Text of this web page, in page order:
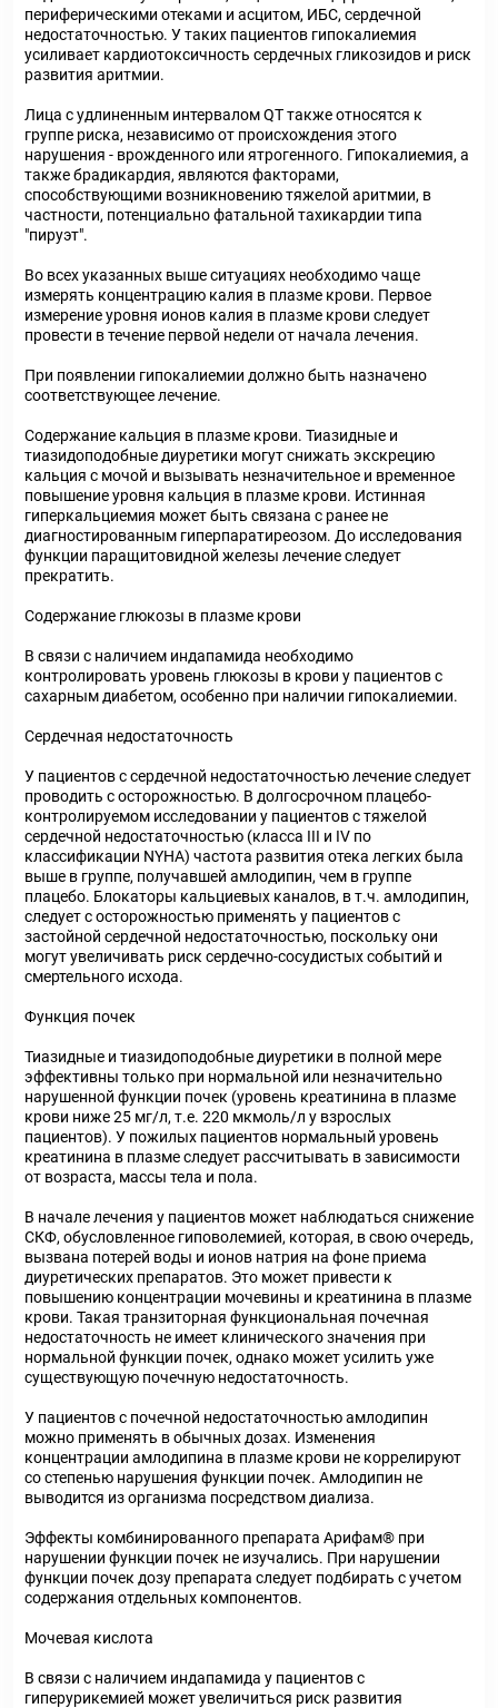
периферическими отеками и асцитом, ИБС, сердечной
недостаточностью. У таких пациентов гипокалиемия
усиливает кардиотоксичность сердечных гликозидов и риск
развития аритмии.
Лица с удлиненным интервалом QT также относятся к
группе риска, независимо от происхождения этого
нарушения - врожденного или ятрогенного. Гипокалиемия, а
также брадикардия, являются факторами,
способствующими возникновению тяжелой аритмии, в
частности, потенциально фатальной тахикардии типа
"пируэт".
Во всех указанных выше ситуациях необходимо чаще
измерять концентрацию калия в плазме крови. Первое
измерение уровня ионов калия в плазме крови следует
провести в течение первой недели от начала лечения.
При появлении гипокалиемии должно быть назначено
соответствующее лечение.
Содержание кальция в плазме крови. Тиазидные и
тиазидоподобные диуретики могут снижать экскрецию
кальция с мочой и вызывать незначительное и временное
повышение уровня кальция в плазме крови. Истинная
гиперкальциемия может быть связана с ранее не
диагностированным гиперпаратиреозом. До исследования
функции паращитовидной железы лечение следует
прекратить.
Содержание глюкозы в плазме крови
В связи с наличием индапамида необходимо
контролировать уровень глюкозы в крови у пациентов с
сахарным диабетом, особенно при наличии гипокалиемии.
Сердечная недостаточность
У пациентов с сердечной недостаточностью лечение следует
проводить с осторожностью. В долгосрочном плацебо-
контролируемом исследовании у пациентов с тяжелой
сердечной недостаточностью (класса III и IV по
классификации NYHA) частота развития отека легких была
выше в группе, получавшей амлодипин, чем в группе
плацебо. Блокаторы кальциевых каналов, в т.ч. амлодипин,
следует с осторожностью применять у пациентов с
застойной сердечной недостаточностью, поскольку они
могут увеличивать риск сердечно-сосудистых событий и
смертельного исхода.
Функция почек
Тиазидные и тиазидоподобные диуретики в полной мере
эффективны только при нормальной или незначительно
нарушенной функции почек (уровень креатинина в плазме
крови ниже 25 мг/л, т.е. 220 мкмоль/л у взрослых
пациентов). У пожилых пациентов нормальный уровень
креатинина в плазме следует рассчитывать в зависимости
от возраста, массы тела и пола.
В начале лечения у пациентов может наблюдаться снижение
СКФ, обусловленное гиповолемией, которая, в свою очередь,
вызвана потерей воды и ионов натрия на фоне приема
диуретических препаратов. Это может привести к
повышению концентрации мочевины и креатинина в плазме
крови. Такая транзиторная функциональная почечная
недостаточность не имеет клинического значения при
нормальной функции почек, однако может усилить уже
существующую почечную недостаточность.
У пациентов с почечной недостаточностью амлодипин
можно применять в обычных дозах. Изменения
концентрации амлодипина в плазме крови не коррелируют
со степенью нарушения функции почек. Амлодипин не
выводится из организма посредством диализа.
Эффекты комбинированного препарата Арифам® при
нарушении функции почек не изучались. При нарушении
функции почек дозу препарата следует подбирать с учетом
содержания отдельных компонентов.
Мочевая кислота
В связи с наличием индапамида у пациентов с
гиперурикемией может увеличиться риск развития